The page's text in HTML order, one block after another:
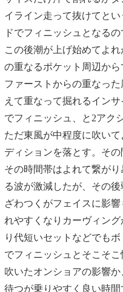
イライン走って抜けてと
ドでフィニッシュとなるの
この後潮が上げ始めてよ
の重なるポケット周辺か
ファーストからの重なっ
えて重なって掘れるイン
でフィニッシュ、と2アク
ただ東風が中程度に吹い
ディションを落とす。そ
その時間帯はよれて繋が
る波が激減したが、その
ざわつくがフェイスに影
れやすくなりカーヴィン
り代短いセットなどでも
でフィニッシュとそこそ
吹いたオンショアの影響
待つが乗りやすく良い時間